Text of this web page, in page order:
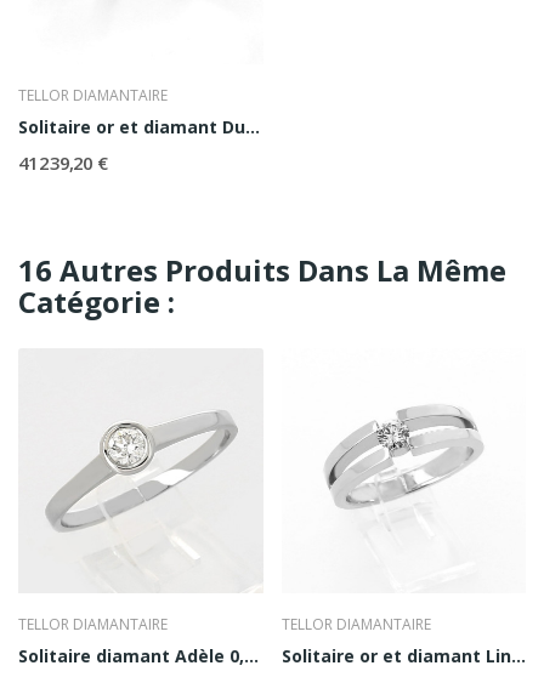
TELLOR DIAMANTAIRE
Solitaire or et diamant Duchesse 2ct
41 239,20 €
16 Autres Produits Dans La Même
Catégorie :
TELLOR DIAMANTAIRE
Solitaire diamant Adèle 0,20 ct
TELLOR DIAMANTAIRE
Solitaire or et diamant Linda